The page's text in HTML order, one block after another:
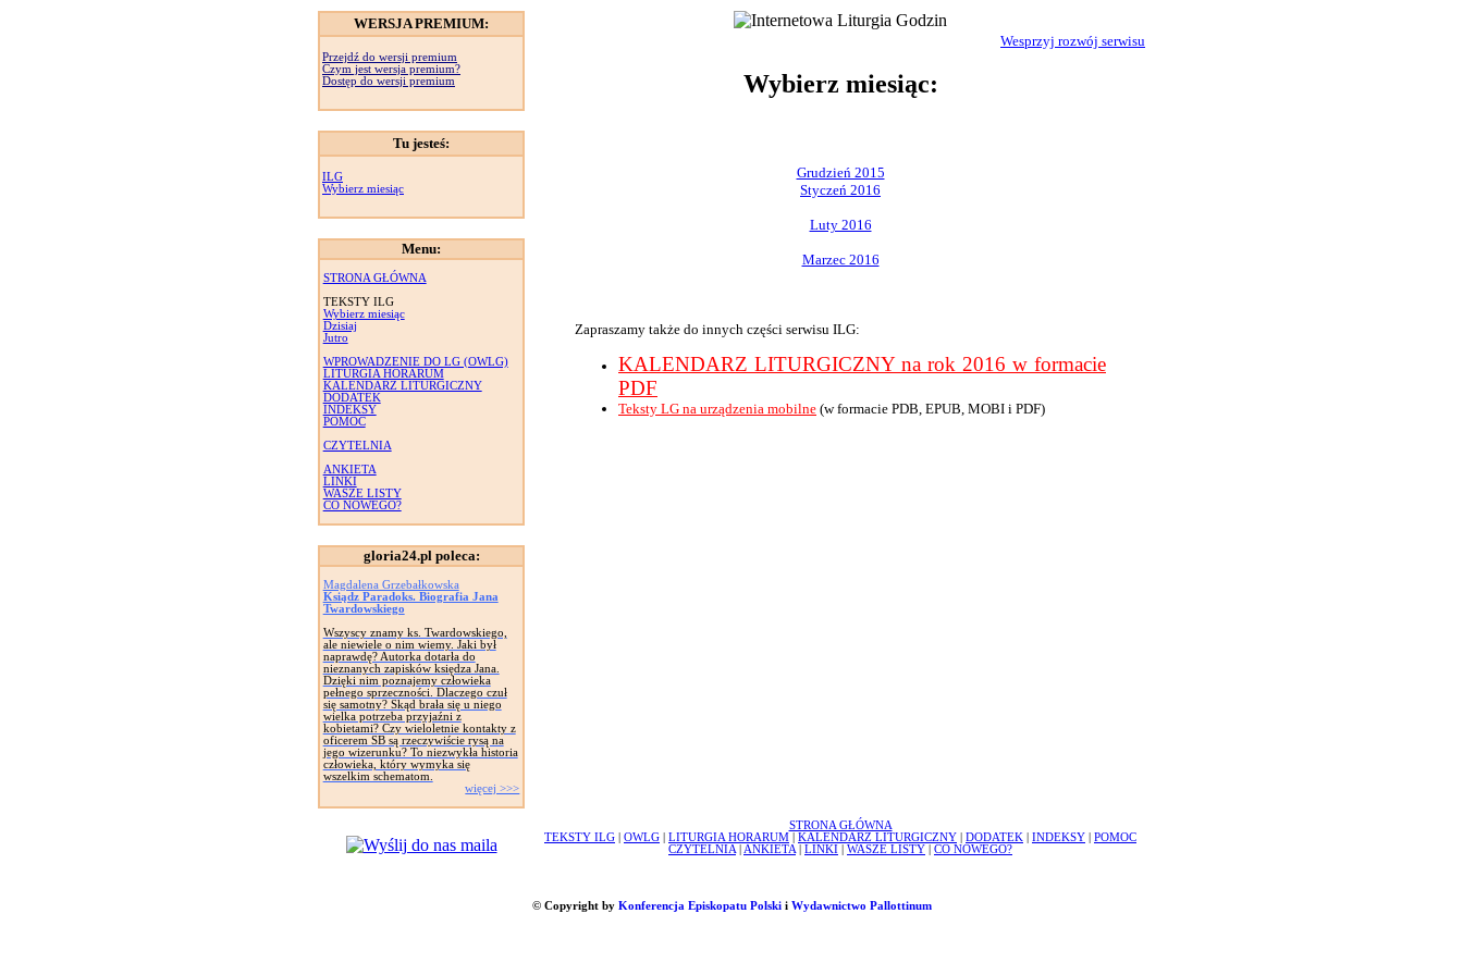
WERSJA PREMIUM:
Przejdź do wersji premium
Czym jest wersja premium?
Dostęp do wersji premium
Tu jesteś:
ILG
Wybierz miesiąc
Menu:
STRONA GŁÓWNA
TEKSTY ILG
Wybierz miesiąc
Dzisiaj
Jutro
WPROWADZENIE DO LG (OWLG)
LITURGIA HORARUM
KALENDARZ LITURGICZNY
DODATEK
INDEKSY
POMOC
CZYTELNIA
ANKIETA
LINKI
WASZE LISTY
CO NOWEGO?
gloria24.pl poleca:
Magdalena Grzebałkowska
Ksiądz Paradoks. Biografia Jana
Twardowskiego
Wszyscy znamy ks. Twardowskiego,
ale niewiele o nim wiemy. Jaki był
naprawdę? Autorka dotarła do
nieznanych zapisków księdza Jana.
Dzięki nim poznajemy człowieka
pełnego sprzeczności. Dlaczego czuł
się samotny? Skąd brała się u niego
wielka potrzeba przyjaźni z
kobietami? Czy wieloletnie kontakty z
oficerem SB są rzeczywiście rysą na
jego wizerunku? To niezwykła historia
człowieka, który wymyka się
wszelkim schematom.
więcej >>>
Wesprzyj rozwój serwisu
Wybierz miesiąc:
Grudzień 2015
Styczeń 2016
Luty 2016
Marzec 2016
Zapraszamy także do innych części serwisu ILG:
KALENDARZ LITURGICZNY na rok 2016 w formacie
PDF
Teksty LG na urządzenia mobilne (w formacie PDB, EPUB, MOBI i PDF)
STRONA GŁÓWNA
TEKSTY ILG
OWLG LITURGIA HORARUM KALENDARZ LITURGICZNY DODATEK INDEKSY
POMOC
CZYTELNIA
ANKIETA LINKI WASZE LISTY CO NOWEGO?
© Copyright by Konferencja Episkopatu Polskii Wydawnictwo Pallottinum